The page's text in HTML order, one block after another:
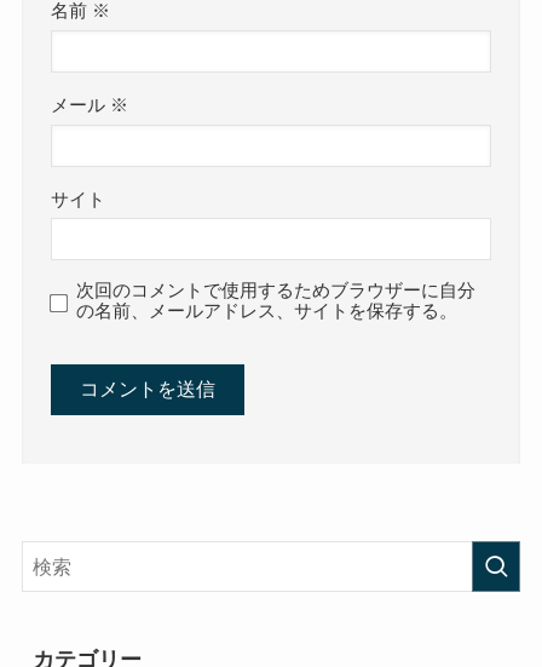
名前 ※
メール ※
サイト
次回のコメントで使用するためブラウザーに自分
の名前、メールアドレス、サイトを保存する。
カテゴリー